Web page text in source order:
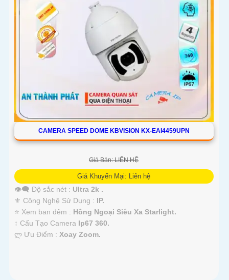
CAMERA SPEED DOME KBVISION KX-EAI4459UPN
Giá Bán: LIÊN HỆ
Giá Khuyến Mại: Liên hệ
👁️‍🗨 Độ sắc nét : Ultra 2k .
⚜️ Công Nghệ Sử Dụng : IP.
⭐ Xem ban đêm : Hồng Ngoại Siêu Xa Starlight.
↕️ Cấu Tạo Camera Ip67 360.
️ლ Ưu Điểm : Xoay Zoom.